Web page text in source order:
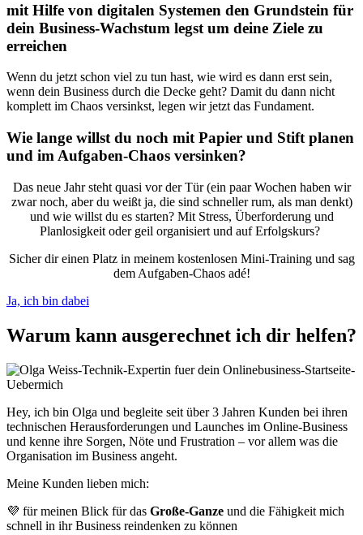
mit Hilfe von digitalen Systemen den Grundstein für
dein Business-Wachstum legst um deine Ziele zu
erreichen
Wenn du jetzt schon viel zu tun hast, wie wird es dann erst sein,
wenn dein Business durch die Decke geht? Damit du dann nicht
komplett im Chaos versinkst, legen wir jetzt das Fundament.
Wie lange willst du noch mit Papier und Stift planen
und im Aufgaben-Chaos versinken?
Das neue Jahr steht quasi vor der Tür (ein paar Wochen haben wir
zwar noch, aber du weißt ja, die sind schneller rum, als man denkt)
und wie willst du es starten? Mit Stress, Überforderung und
Planlosigkeit oder geil organisiert und auf Erfolgskurs?
Sicher dir einen Platz in meinem kostenlosen Mini-Training und sag
dem Aufgaben-Chaos adé!
Ja, ich bin dabei
Warum kann ausgerechnet ich dir helfen?
Hey, ich bin Olga und begleite seit über 3 Jahren Kunden bei ihren
technischen Herausforderungen und Launches im Online-Business
und kenne ihre Sorgen, Nöte und Frustration – vor allem was die
Organisation im Business angeht.
Meine Kunden lieben mich:
💜 für meinen Blick für das Große-Ganze und die Fähigkeit mich
schnell in ihr Business reindenken zu können